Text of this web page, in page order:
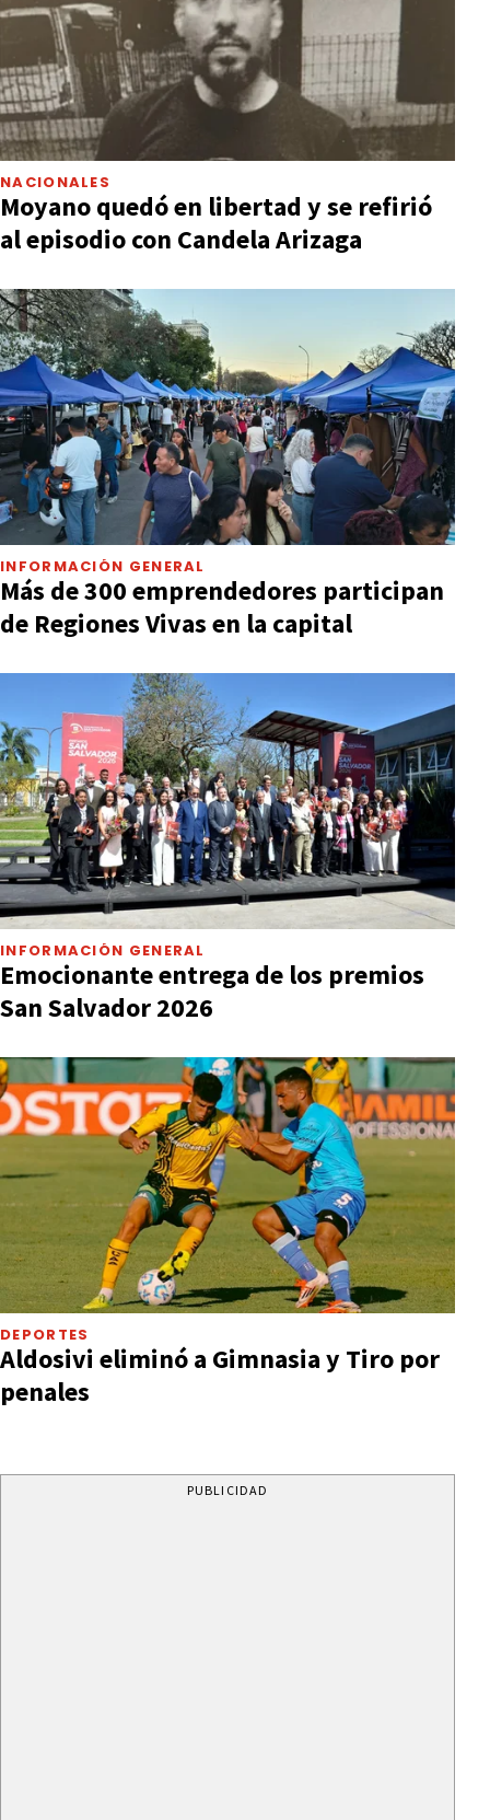
NACIONALES
Moyano quedó en libertad y se refirió
al episodio con Candela Arizaga
INFORMACIÓN GENERAL
Más de 300 emprendedores participan
de Regiones Vivas en la capital
INFORMACIÓN GENERAL
Emocionante entrega de los premios
San Salvador 2026
DEPORTES
Aldosivi eliminó a Gimnasia y Tiro por
penales
PUBLICIDAD